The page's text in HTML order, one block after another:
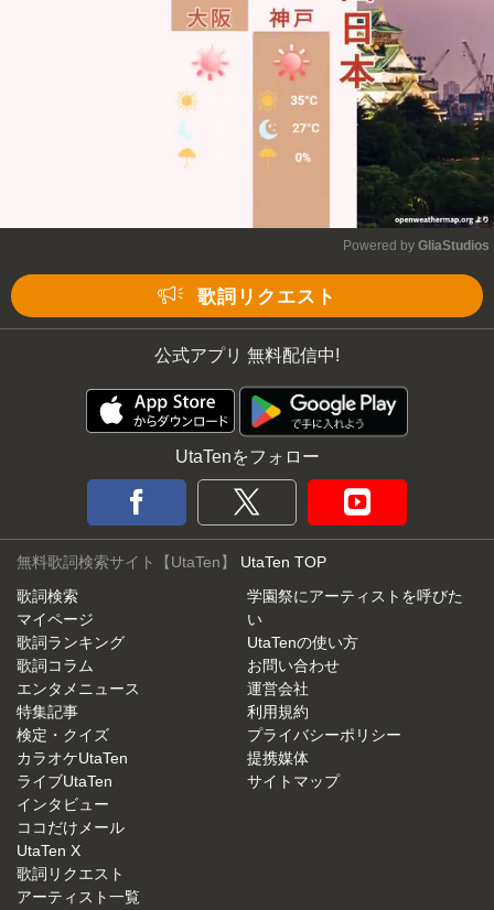
Powered by GliaStudios
歌詞リクエスト
公式アプリ 無料配信中!
UtaTenをフォロー
無料歌詞検索サイト【UtaTen】 UtaTen TOP
歌詞検索
マイページ
歌詞ランキング
歌詞コラム
エンタメニュース
特集記事
検定・クイズ
カラオケUtaTen
ライブUtaTen
インタビュー
ココだけメール
UtaTen X
歌詞リクエスト
アーティスト一覧
学園祭にアーティストを呼びた
い
UtaTenの使い方
お問い合わせ
運営会社
利用規約
プライバシーポリシー
提携媒体
サイトマップ